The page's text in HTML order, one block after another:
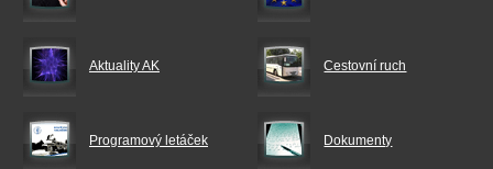
Aktuality AK Cestovní ruch
Programový letáček Dokumenty